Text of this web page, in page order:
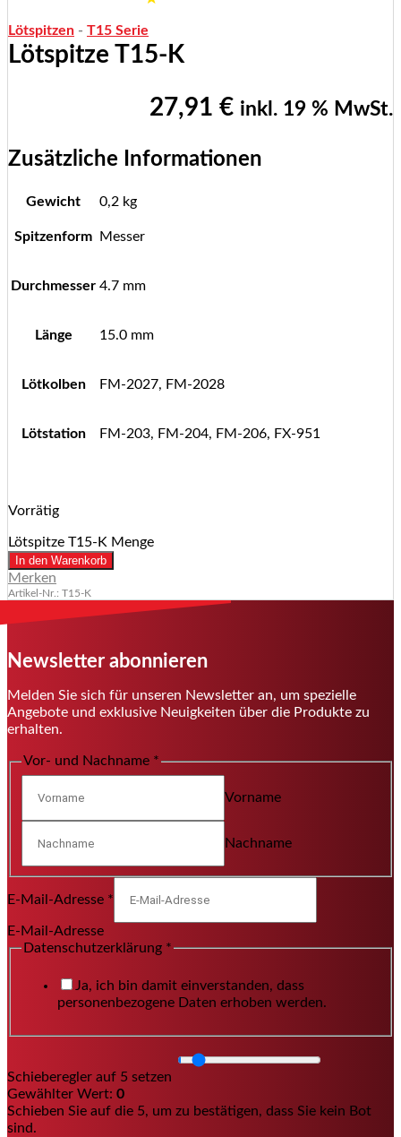
Lötspitzen - T15 Serie
Lötspitze T15-K
27,91 € inkl. 19 % MwSt.
Zusätzliche Informationen
Gewicht 0,2 kg
Spitzenform Messer
Durchmesser 4.7 mm
Länge 15.0 mm
Lötkolben FM-2027, FM-2028
Lötstation FM-203, FM-204, FM-206, FX-951
Vorrätig
Lötspitze T15-K Menge
In den Warenkorb
Merken
Artikel-Nr.: T15-K
Newsletter abonnieren
Melden Sie sich für unseren Newsletter an, um spezielle
Angebote und exklusive Neuigkeiten über die Produkte zu
erhalten.
Vor- und Nachname *
Vorname
Nachname
E-Mail-Adresse *
E-Mail-Adresse
Datenschutzerklärung *
Ja, ich bin damit einverstanden, dass
personenbezogene Daten erhoben werden.
Schieberegler auf 5 setzen
Gewählter Wert: 0
Schieben Sie auf die 5, um zu bestätigen, dass Sie kein Bot
sind.